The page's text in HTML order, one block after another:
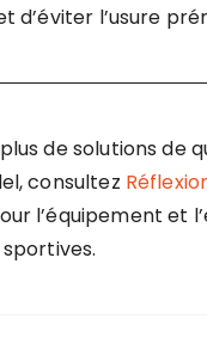
d’éviter l’usure
de solutions de
consultez
l’équipement et